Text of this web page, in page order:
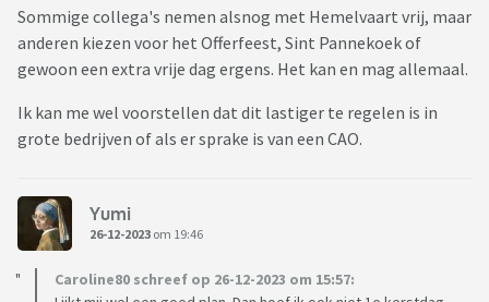
Sommige collega's nemen alsnog met Hemelvaart vrij, maar
anderen kiezen voor het Offerfeest, Sint Pannekoek of
gewoon een extra vrije dag ergens. Het kan en mag allemaal.
Ik kan me wel voorstellen dat dit lastiger te regelen is in
grote bedrijven of als er sprake is van een CAO.
Yumi
26-12-2023 om 19:46
Caroline80 schreef op 26-12-2023 om 15:57: